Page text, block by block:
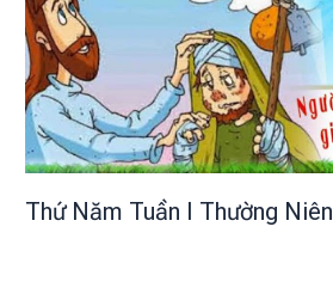
Thứ Năm Tuần I Thường Niên